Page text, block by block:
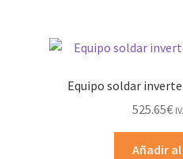
Equipo soldar
525.65€
Añadir